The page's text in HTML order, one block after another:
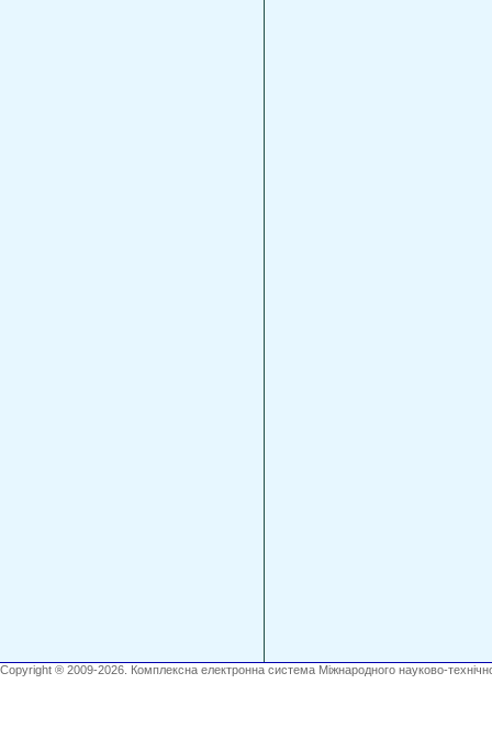
Copyright ® 2009-2026. Комплексна електронна система Міжнародного науково-